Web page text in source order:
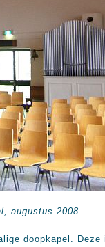
augustus 2008
doopkapel. Deze